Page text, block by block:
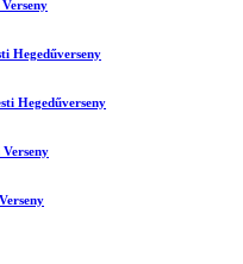
Hegedűverseny
Hegedűverseny